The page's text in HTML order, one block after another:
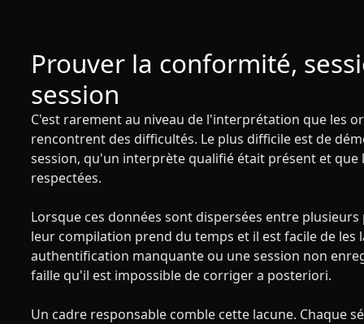
Prouver la conformité,
session
C'est rarement au niveau de l'interprétation que les
rencontrent des difficultés. Le plus difficile est de
session, qu'un interprète qualifié était présent et que
respectées.
Lorsque ces données sont dispersées entre
leur compilation prend du temps et il est facile de les
authentification manquante ou une session non
faille qu'il est impossible de corriger a posteriori.
Un cadre responsable comble cette lacune. Chaque